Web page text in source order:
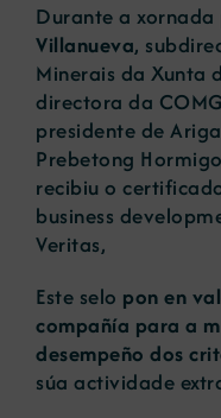
Durante a
Villanueva,
Minerais da Xunta
directora da
presidente de
Prebetong
recibiu o
business
Veritas,
Este selo pon en
compañía para a
desempeño dos
súa actividade